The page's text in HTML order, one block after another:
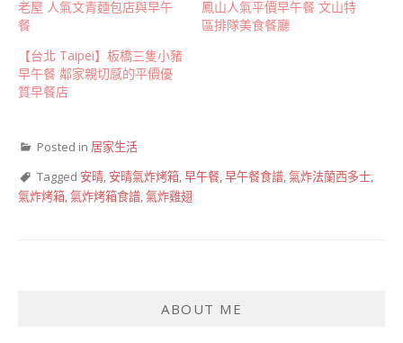
老屋 人氣文青麵包店與早午
餐
鳳山人氣平價早午餐 文山特
區排隊美食餐廳
【台北 Taipei】板橋三隻小豬
早午餐 鄰家親切感的平價優
質早餐店
Posted in 居家生活
Tagged 安晴 安晴氣炸烤箱 早午餐 早午餐食譜 氣炸法蘭西多士
氣炸烤箱 氣炸烤箱食譜 氣炸雞翅
ABOUT ME